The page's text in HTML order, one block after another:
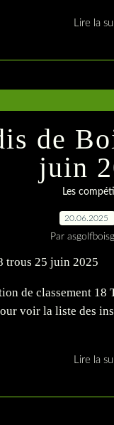
Lire la
de
juin
Les
20.06.2025
Par
de classement
voir la liste des
Lire la